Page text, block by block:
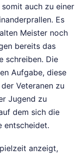
auch zu einer
Es
Meister noch
bereits das
schreiben. Die
Aufgabe, diese
Veteranen zu
Jugend zu
dem sich die
entscheidet.
anzeigt,